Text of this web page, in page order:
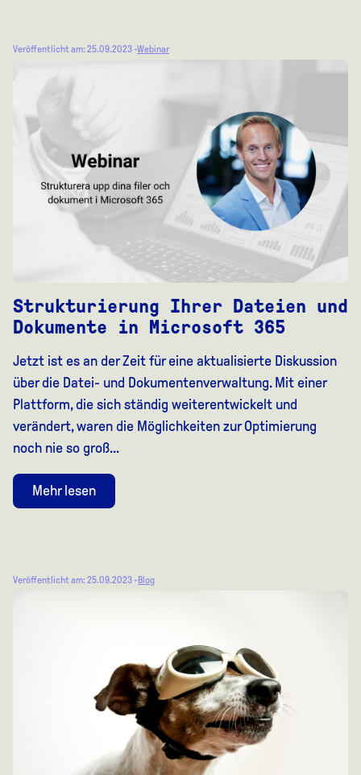
Veröffentlicht am: 25.09.2023 -Webinar
Strukturierung Ihrer Dateien und
Dokumente in Microsoft 365
Jetzt ist es an der Zeit für eine aktualisierte Diskussion
über die Datei- und Dokumentenverwaltung. Mit einer
Plattform, die sich ständig weiterentwickelt und
verändert, waren die Möglichkeiten zur Optimierung
noch nie so groß...
Mehr lesen
Veröffentlicht am: 25.09.2023 - Blog